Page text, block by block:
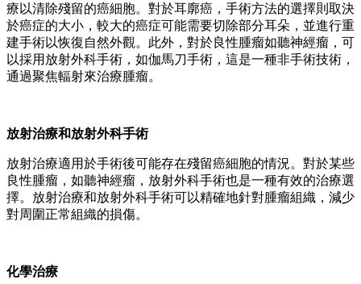
療以清除殘留的癌細胞。對於耳廓癌，手術方法的選擇則取決
於癌症的大小，較大的癌症可能需要切除部分耳朵，並進行重
建手術以恢復自然外觀。此外，對於良性腫瘤如聽神經瘤，可
以採用放射外科手術，如伽馬刀手術，這是一種非手術技術，
通過聚焦輻射來治療腫瘤。
放射治療和放射外科手術
放射治療適用於手術後可能存在殘留癌細胞的情況。對於某些
良性腫瘤，如聽神經瘤，放射外科手術也是一種有效的治療選
擇。放射治療和放射外科手術可以精確地針對腫瘤組織，減少
對周圍正常組織的損傷。
化學治療